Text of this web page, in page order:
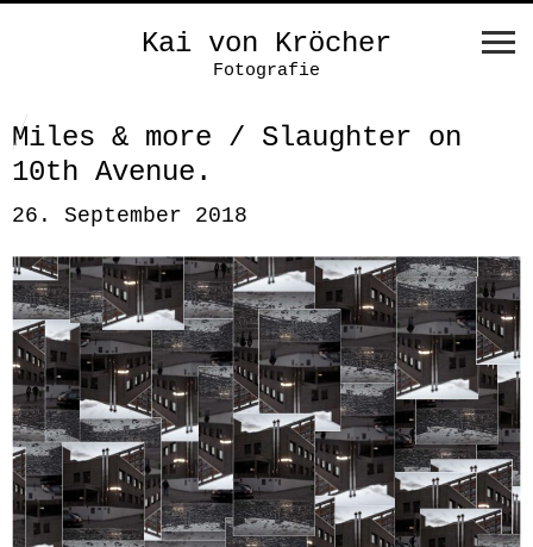
Kai von Kröcher
Fotografie
Miles & more / Slaughter on
10th Avenue.
26. September 2018